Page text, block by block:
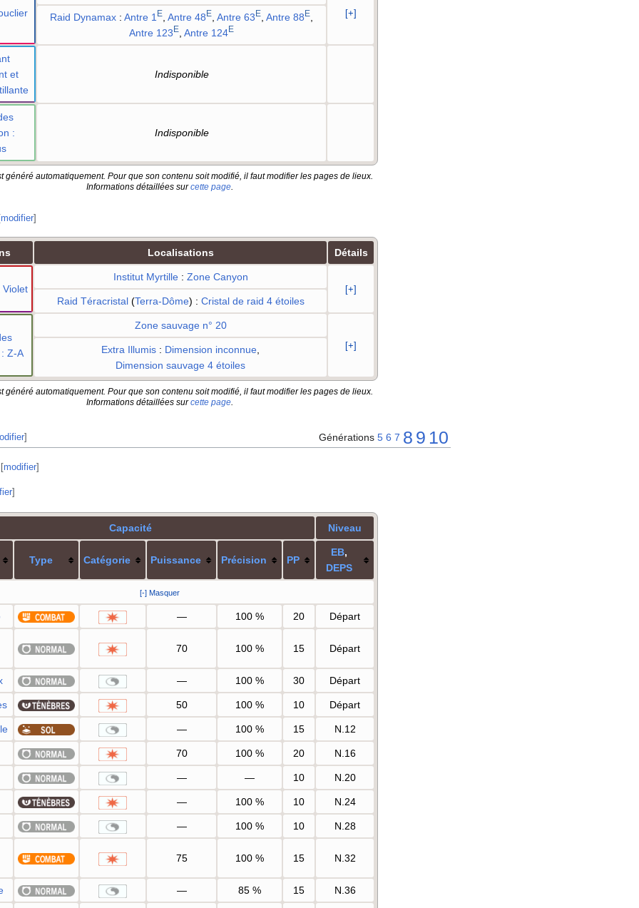
[+]
Raid Dynamax : Antre 1 E, Antre 48 E, Antre 63 E, Antre 88 E,
Antre 123 E, Antre 124E
et
Indisponible
:
Indisponible
généré automatiquement. Pour que son contenu soit modifié, il faut modifier les pages de lieux.
Informations détaillées surcette page
modifier]
Localisations Détails
Violet
Institut Myrtille : Zone Canyon
[+]
Raid Téracristal(Terra-Dôme) : Cristal de raid 4 étoiles
: Z-A
Zone sauvage n° 20
[+]
Extra Illumis : Dimension inconnue
Dimension sauvage 4 étoiles
généré automatiquement. Pour que son contenu soit modifié, il faut modifier les pages de lieux.
Informations détaillées surcette page
] Générations 5 6 7 8 9 10
[modifier]
]
Capacité Niveau
Type Catégorie Puissance Précision PP
EB,
DEPS
[-] Masquer
— 100 % 20 Départ
70 100 % 15 Départ
— 100 % 30 Départ
50 100 % 10 Départ
— 100 % 15 N.12
70 100 % 20 N.16
— — 10 N.20
— 100 % 10 N.24
— 100 % 10 N.28
75 100 % 15 N.32
— 85 % 15 N.36